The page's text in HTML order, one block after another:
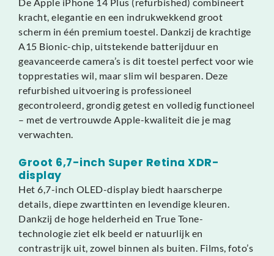
kracht, elegantie en een indrukwekkend groot
scherm in één premium toestel. Dankzij de krachtige
A15 Bionic-chip, uitstekende batterijduur en
geavanceerde camera’s is dit toestel perfect voor wie
topprestaties wil, maar slim wil besparen. Deze
refurbished uitvoering is professioneel
gecontroleerd, grondig getest en volledig functioneel
– met de vertrouwde Apple-kwaliteit die je mag
verwachten.
Groot 6,7-inch Super Retina XDR-
display
Het 6,7-inch OLED-display biedt haarscherpe
details, diepe zwarttinten en levendige kleuren.
Dankzij de hoge helderheid en True Tone-
technologie ziet elk beeld er natuurlijk en
contrastrijk uit, zowel binnen als buiten. Films, foto’s